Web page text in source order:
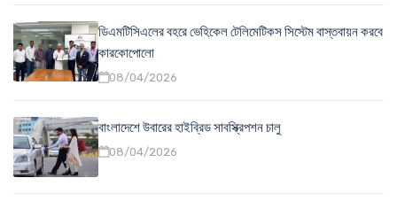
ডিএমটিসিএলের বহরে ভেহিকেল টেলিমেটিকস সিস্টেম বাস্তবায়ন করবে
কারকোপোলো
08/04/2026
বাংলাদেশে উবারের হাইব্রিড সাবস্ক্রিপশন চালু
08/04/2026